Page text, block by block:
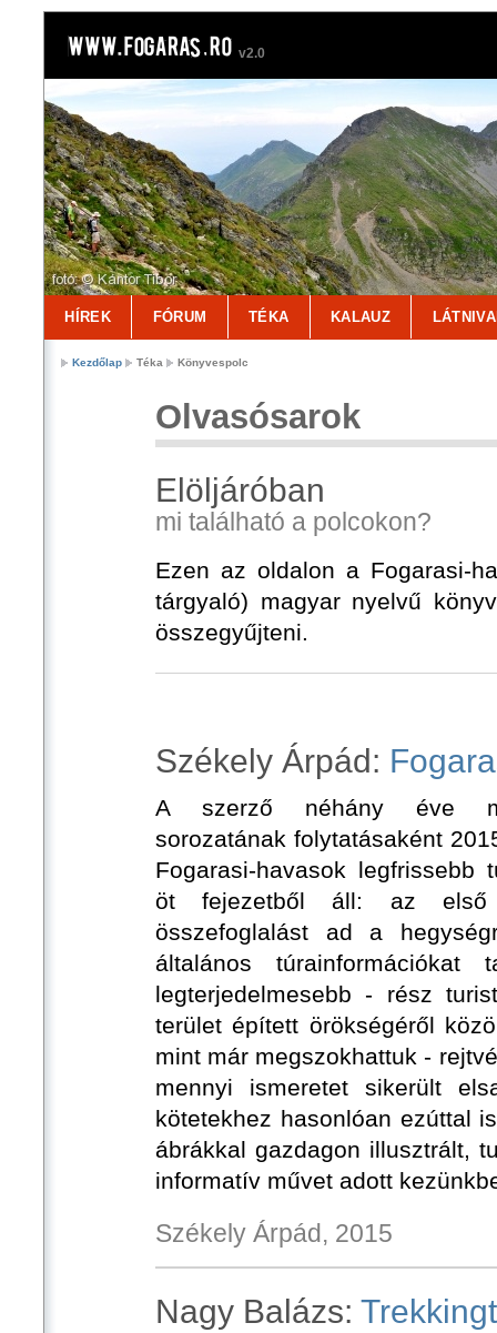
v2.0
HÍREK FÓRUM TÉKA KALAUZ
Kezdőlap Téka Könyvespolc
Olvasósarok
Elöljáróban
mi található a polcokon?
Ezen az oldalon a Fogarasi-
tárgyaló) magyar nyelvű
összegyűjteni.
Székely Árpád:
A szerző néhány éve
sorozatának folytatásaként
Fogarasi-havasok legfrissebb
öt fejezetből áll: az első
összefoglalást ad a
általános
legterjedelmesebb - rész
terület épített örökségéről
mint már megszokhattuk -
mennyi ismeretet sikerült
kötetekhez hasonlóan ezúttal
ábrákkal gazdagon illusztrált,
informatív művet adott
Székely Árpád, 2015
Nagy Balázs: